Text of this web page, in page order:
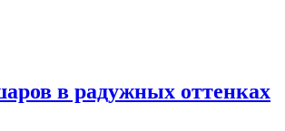
в радужных оттенках